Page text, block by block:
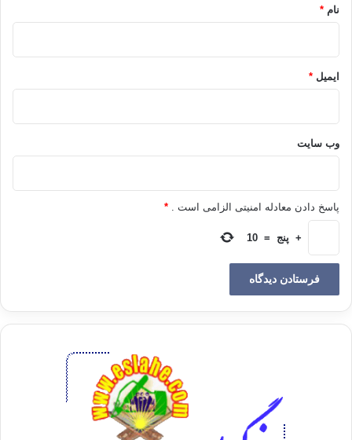
نام *
ایمیل *
وب‌ سایت
پاسخ دادن معادله امنیتی الزامی است . *
+ پنج =
10